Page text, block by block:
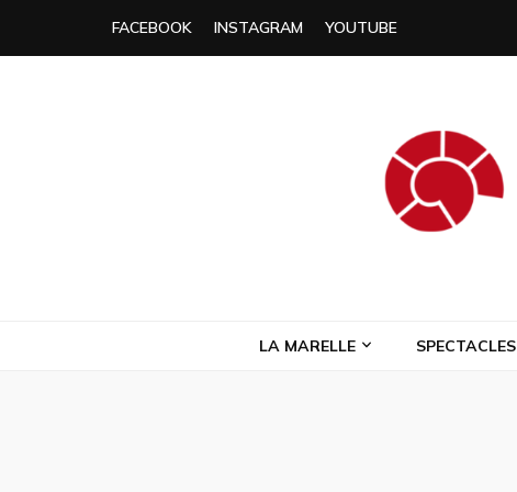
FACEBOOK INSTAGRAM YOUTUBE
LA MARELLE SPECTACLES